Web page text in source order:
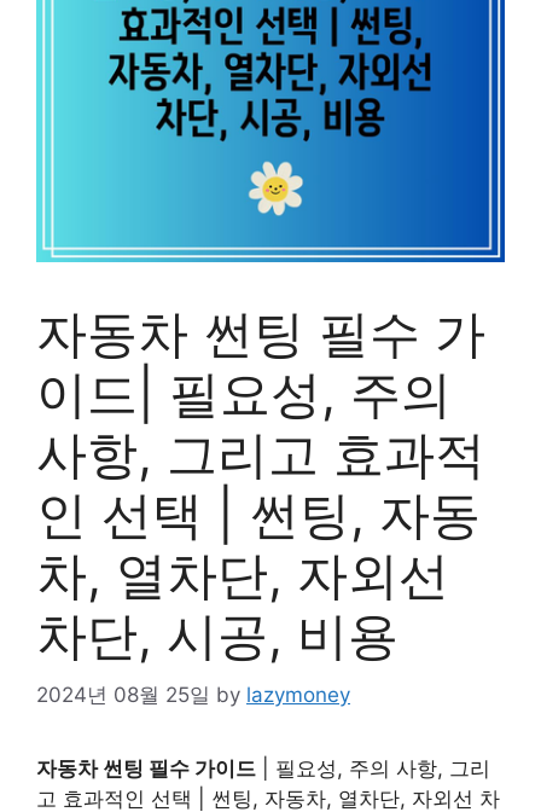
자동차 썬팅 필수 가
이드| 필요성, 주의
사항, 그리고 효과적
인 선택 | 썬팅, 자동
차, 열차단, 자외선
차단, 시공, 비용
2024년 08월 25일 by lazymoney
자동차 썬팅 필수 가이드 | 필요성, 주의 사항, 그리
고 효과적인 선택 | 썬팅, 자동차, 열차단, 자외선 차